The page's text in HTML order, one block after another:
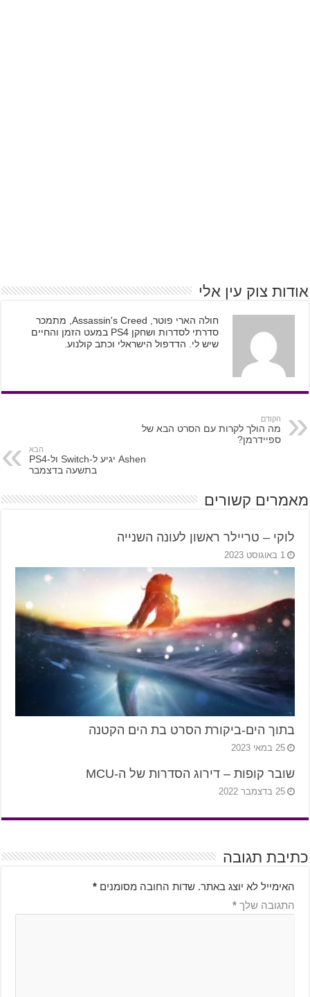
אודות צוק עין אלי
חולה הארי פוטר, Assassin's Creed, מתמכר
סדרתי לסדרות ושחקן PS4 במעט הזמן והחיים
שיש לי. הדדפול הישראלי וכתב קולנוע.
הקודם
מה הולך לקרות עם הסרט הבא של
ספיידרמן?
הבא
Ashen יגיע ל-Switch ול-PS4
בתשעה בדצמבר
מאמרים קשורים
לוקי – טריילר ראשון לעונה השנייה
1 באוגוסט 2023
בתוך הים-ביקורת הסרט בת הים הקטנה
25 במאי 2023
שובר קופות – דירוג הסדרות של ה-MCU
25 בדצמבר 2022
כתיבת תגובה
האימייל לא יוצג באתר. שדות החובה מסומנים *
התגובה שלך *